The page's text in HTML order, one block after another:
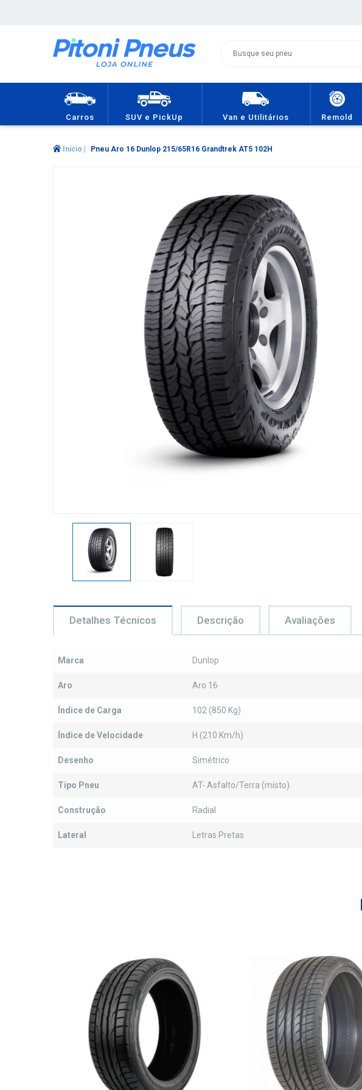
Carros SUV e PickUp Van e Utilitários Remold
Início Pneu Aro 16 Dunlop 215/65R16 Grandtrek AT5 102H
Detalhes Técnicos
Marca Dunlop
Aro Aro 16
Índice de Carga 102 (850 Kg)
Índice de Velocidade H (210 Km/h)
Desenho Simétrico
Tipo Pneu AT- Asfalto/Terra (misto)
Construção Radial
Lateral Letras Pretas
Descrição Avaliações